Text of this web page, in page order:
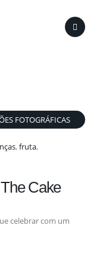
FOTOGRÁFICAS
,fruta,
Cake
celebrar com um